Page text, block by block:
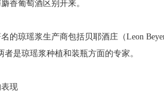
香葡萄酒区别开来。
琼瑶浆生产商包括贝耶酒庄（Leon
者是琼瑶浆种植和装瓶方面的专家。
现